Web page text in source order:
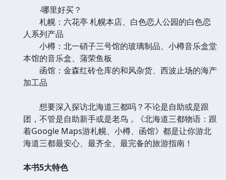
‧哪里好买？
札幌：六花亭 札幌本店、白色恋人公园的白色恋
人系列产品
小樽：北一硝子三号馆的玻璃制品、小樽音乐盒堂
本馆的音乐盒、蒲荣鱼板
函馆：金森红砖仓库的和风杂货、西波止场的海产
加工品
想要深入探访北海道三都吗？不论是自助或是跟
团，不管是自助新手或是老鸟，《北海道三都物语：跟
着Google Maps游札幌、小樽、函馆》都是让你游北
海道三都最安心、最齐全、最完备的旅游指南！
本书5大特色